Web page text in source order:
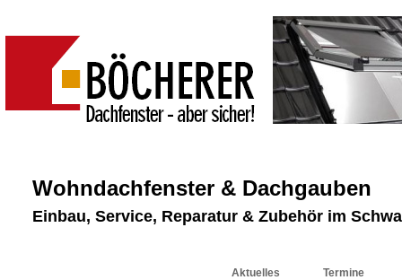
Wohndachfenster & Dachgauben
Einbau, Service, Reparatur & Zubehör im
Aktuelles Termine